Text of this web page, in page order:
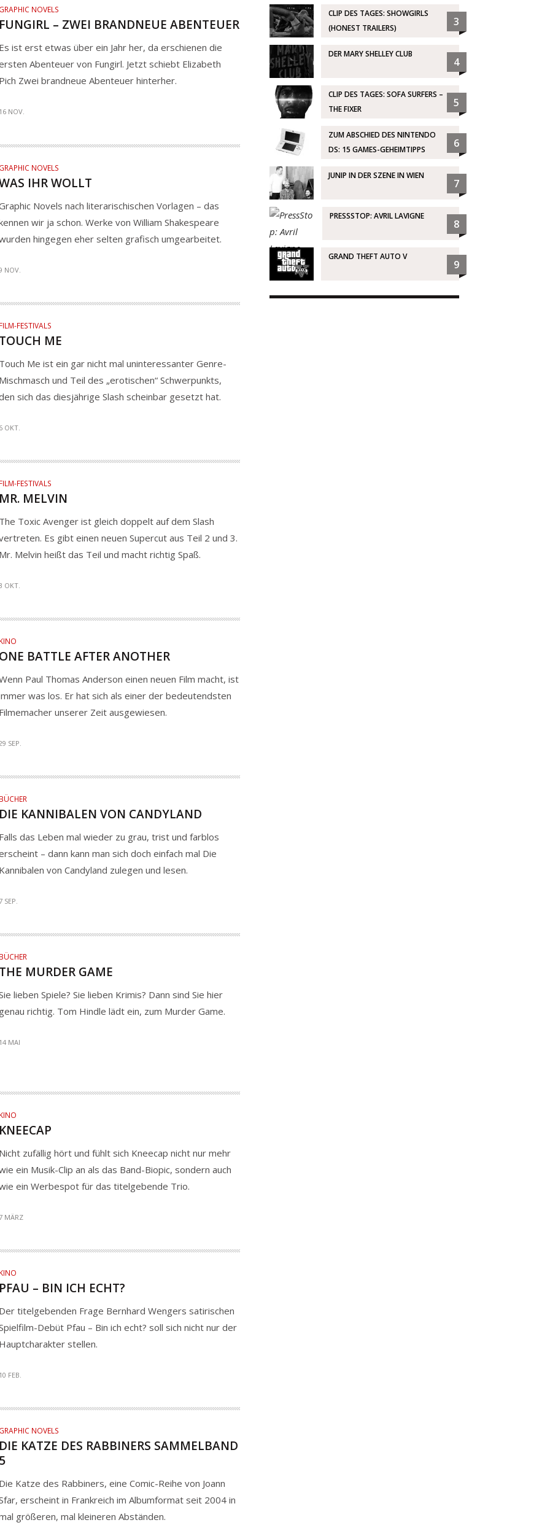
NOVELS
– ZWEI BRANDNEUE ABENTEUER
ist erst etwas über ein Jahr her, da erschienen die
Abenteuer von Fungirl. Jetzt schiebt Elizabeth
Zwei brandneue Abenteuer hinterher.
NOV.
NOVELS
IHR WOLLT
Novels nach literarischischen Vorlagen – das
wir ja schon. Werke von William Shakespeare
hingegen eher selten grafisch umgearbeitet.
NOV.
FESTIVALS
ME
Me ist ein gar nicht mal uninteressanter Genre-
und Teil des „erotischen“ Schwerpunkts,
sich das diesjährige Slash scheinbar gesetzt hat.
OKT.
FESTIVALS
MELVIN
Toxic Avenger ist gleich doppelt auf dem Slash
Es gibt einen neuen Supercut aus Teil 2 und 3.
Melvin heißt das Teil und macht richtig Spaß.
OKT.
BATTLE AFTER ANOTHER
Paul Thomas Anderson einen neuen Film macht, ist
was los. Er hat sich als einer der bedeutendsten
unserer Zeit ausgewiesen.
SEP.
KANNIBALEN VON CANDYLAND
das Leben mal wieder zu grau, trist und farblos
– dann kann man sich doch einfach mal Die
von Candyland zulegen und lesen.
SEP.
MURDER GAME
lieben Spiele? Sie lieben Krimis? Dann sind Sie hier
richtig. Tom Hindle lädt ein, zum Murder Game.
MAI
zufällig hört und fühlt sich Kneecap nicht nur mehr
ein Musik-Clip an als das Band-Biopic, sondern auch
ein Werbespot für das titelgebende Trio.
MÄRZ
– BIN ICH ECHT?
titelgebenden Frage Bernhard Wengers satirischen
Debüt Pfau – Bin ich echt? soll sich nicht nur der
stellen.
FEB.
NOVELS
KATZE DES RABBINERS SAMMELBAND
Katze des Rabbiners, eine Comic-Reihe von Joann
erscheint in Frankreich im Albumformat seit 2004 in
größeren, mal kleineren Abständen.
CLIP DES TAGES: SHOWGIRLS
(HONEST TRAILERS)
3
DER MARY SHELLEY CLUB
4
CLIP DES TAGES: SOFA SURFERS –
THE FIXER
5
ZUM ABSCHIED DES NINTENDO
DS: 15 GAMES-GEHEIMTIPPS
6
JUNIP IN DER SZENE IN WIEN
7
PRESSSTOP: AVRIL LAVIGNE
8
GRAND THEFT AUTO V
9